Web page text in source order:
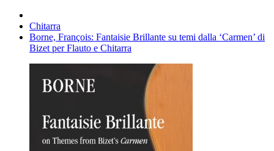
Chitarra
Borne, François: Fantaisie Brillante su temi dalla ‘Carmen’ di
Bizet per Flauto e Chitarra